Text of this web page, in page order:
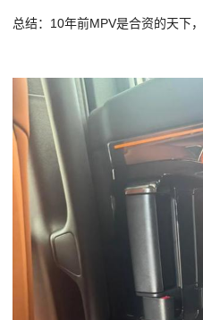
总结：10年前MPV是合资的天下